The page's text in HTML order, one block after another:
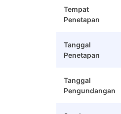
Tempat
Penetapan
Tanggal
Penetapan
Tanggal
Pengundangan